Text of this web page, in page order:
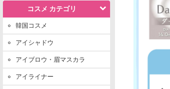
コスメ カテゴリ
韓国コスメ
アイシャドウ
アイブロウ・眉マスカラ
アイライナー